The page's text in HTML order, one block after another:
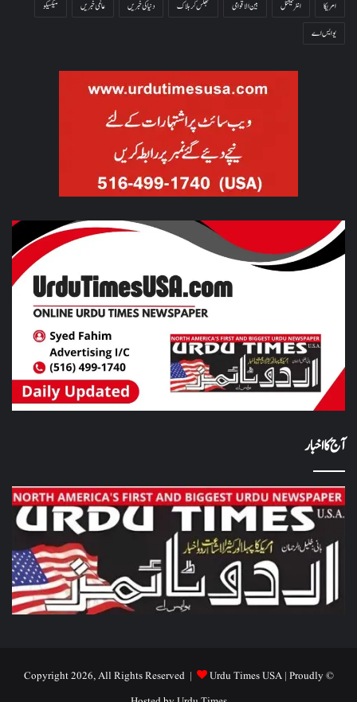
امریکا
انٹرنیشنل بین الاقوامی جھلس کر ہلاک دنیا کی خبریں عالمی خبریں
میکسیکو
یو ایس اے
آج کا اخبار
© Copyright 2026, All Rights Reserved |
Urdu Times USA| Proudly